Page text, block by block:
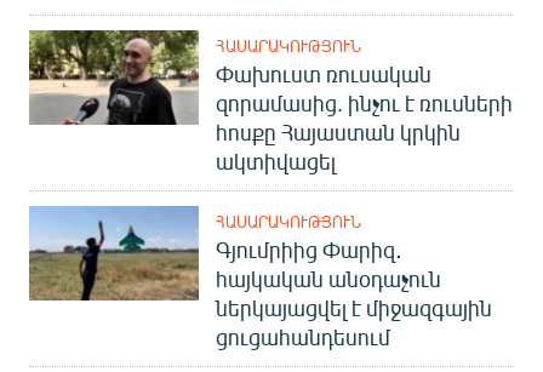
ՀԱՍԱՐԱԿՈՒԹՅՈՒՆ
Փախուստ ռուսական
զորամասից. ինչու է ռուսների
հոսքը Հայաստան կրկին
ակտիվացել
ՀԱՍԱՐԱԿՈՒԹՅՈՒՆ
Գյումրիից Փարիզ․
հայկական անօդաչուն
ներկայացվել է միջազգային
ցուցահանդեսում